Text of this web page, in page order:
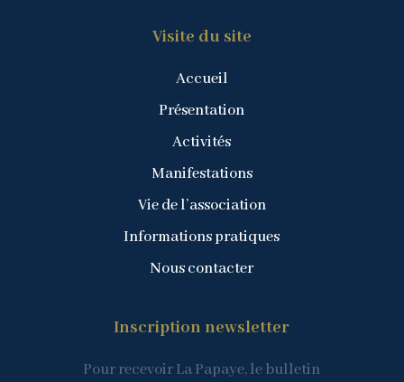
Visite du site
Accueil
Présentation
Activités
Manifestations
Vie de l’association
Informations pratiques
Nous contacter
Inscription newsletter
Pour recevoir La Papaye, le bulletin